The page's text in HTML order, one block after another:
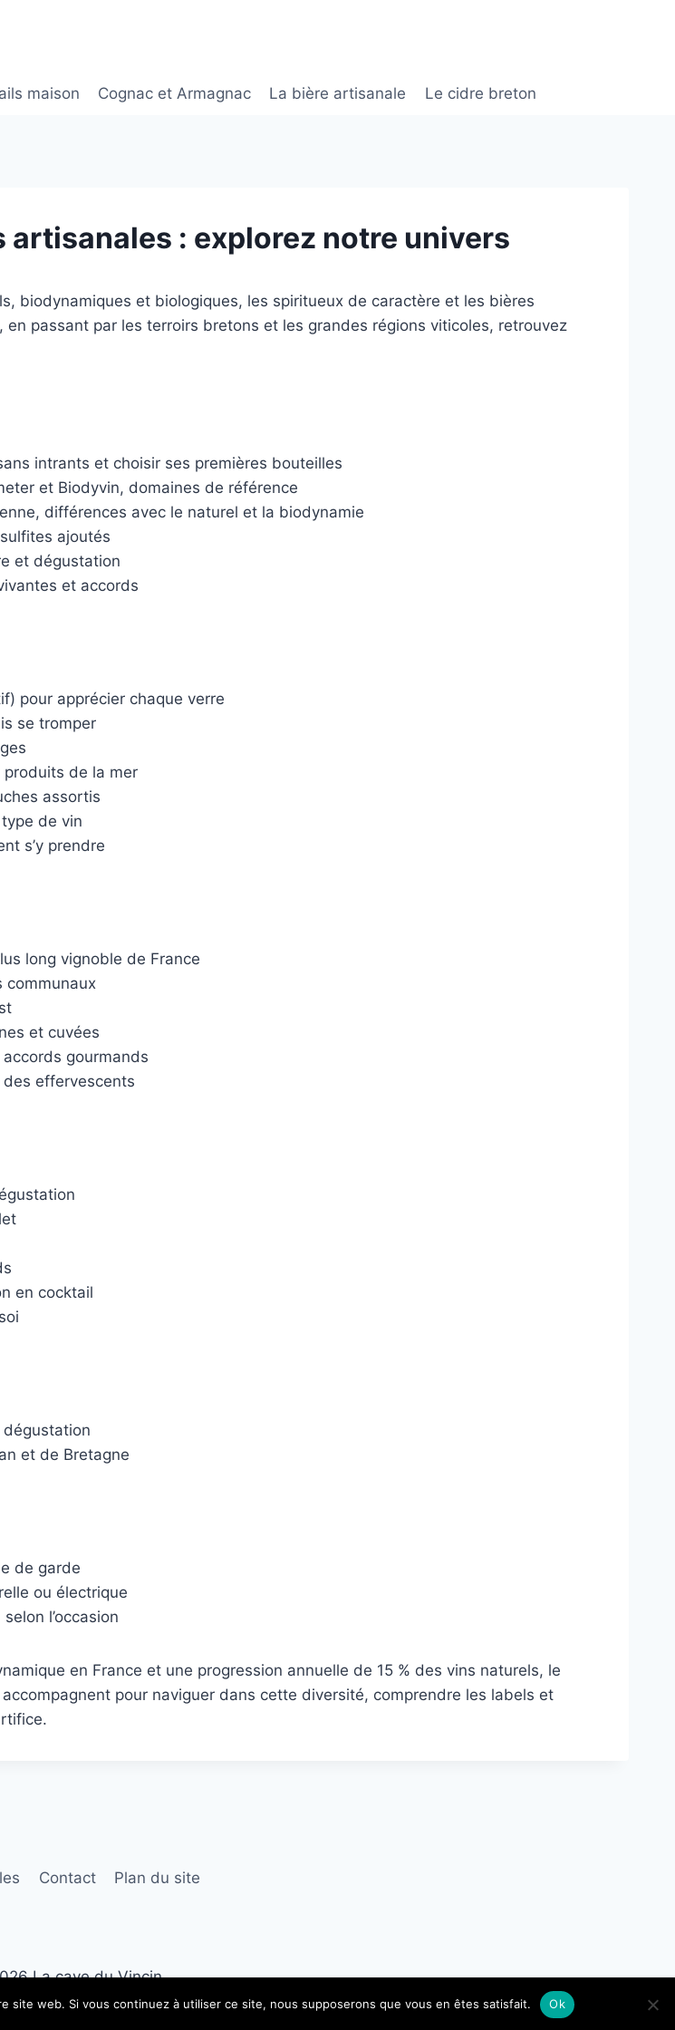
maison Cognac et Armagnac La bière artisanale Le cidre breton
: explorez notre univers
biodynamiques et biologiques, les spiritueux de caractère et les bières
passant par les terroirs bretons et les grandes régions viticoles, retrouvez
intrants et choisir ses premières bouteilles
et Biodyvin, domaines de référence
différences avec le naturel et la biodynamie
ajoutés
et dégustation
et accords
pour apprécier chaque verre
se tromper
de la mer
assortis
de vin
s’y prendre
long vignoble de France
communaux
et cuvées
gourmands
effervescents
en cocktail
et de Bretagne
de garde
ou électrique
l’occasion
en France et une progression annuelle de 15 % des vins naturels, le
pour naviguer dans cette diversité, comprendre les labels et
Contact Plan du site
La cave du Vincin
site web. Si vous continuez à utiliser ce site, nous supposerons que vous en êtes satisfait. Ok